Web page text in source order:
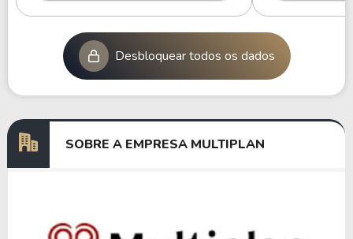
Desbloquear todos os dados
SOBRE A EMPRESA MULTIPLAN